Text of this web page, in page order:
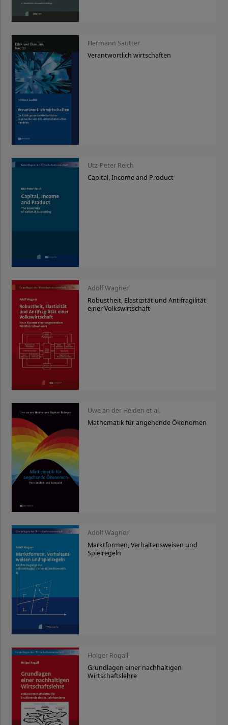
Hermann Sautter
Verantwortlich wirtschaften
Utz-Peter Reich
Capital, Income and Product
Adolf Wagner
Robustheit, Elastizität und Antifragilität
einer Volkswirtschaft
Uwe an der Heiden et al.
Mathematik für angehende Ökonomen
Adolf Wagner
Marktformen, Verhaltensweisen und
Spielregeln
Holger Rogall
Grundlagen einer nachhaltigen
Wirtschaftslehre